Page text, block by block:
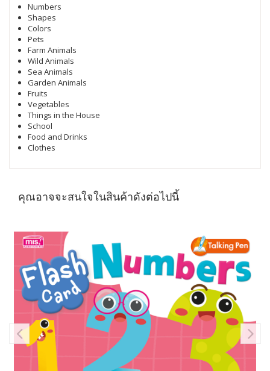
Numbers
Shapes
Colors
Pets
Farm Animals
Wild Animals
Sea Animals
Garden Animals
Fruits
Vegetables
Things in the House
School
Food and Drinks
Clothes
คุณอาจจะสนใจในสินค้าดังต่อไปนี้